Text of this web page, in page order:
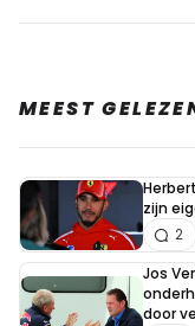
MEEST
zijn
2
Jos
door